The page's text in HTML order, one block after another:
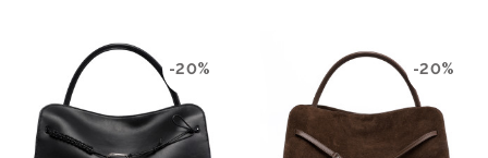
-20% -20%